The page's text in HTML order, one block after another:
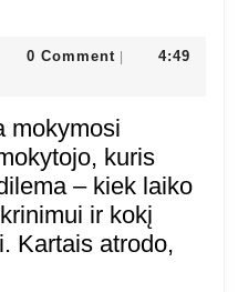
ryšys:
0 Comment
4:49
kuris
– kiek laiko
ir kokį
Kartais atrodo,